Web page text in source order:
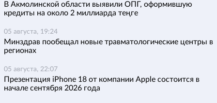
В Акмолинской области выявили ОПГ, оформившую
кредиты на около 2 миллиарда теңге
05 августа, 19:24
Минздрав пообещал новые травматологические центры в
регионах
05 августа, 22:07
Презентация iPhone 18 от компании Apple состоится в
начале сентября 2026 года